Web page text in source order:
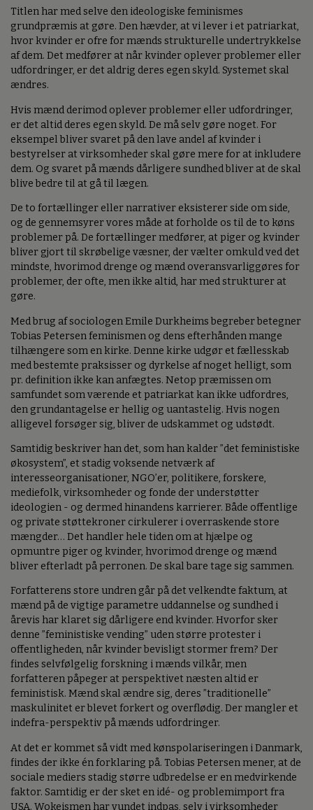
Titlen har med selve den ideologiske feminismes
grundpræmis at gøre. Den hævder, at vi lever i et patriarkat,
hvor kvinder er ofre for mænds strukturelle undertrykkelse
af dem. Det medfører at når kvinder oplever problemer eller
udfordringer, er det aldrig deres egen skyld. Systemet skal
ændres.
Hvis mænd derimod oplever problemer eller udfordringer,
er det altid deres egen skyld. De må selv gøre noget. For
eksempel bliver svaret på den lave andel af kvinder i
bestyrelser at virksomheder skal gøre mere for at inkludere
dem. Og svaret på mænds dårligere sundhed bliver at de skal
blive bedre til at gå til lægen.
De to fortællinger eller narrativer eksisterer side om side,
og de gennemsyrer vores måde at forholde os til de to køns
problemer på. De fortællinger medfører, at piger og kvinder
bliver gjort til skrøbelige væsner, der vælter omkuld ved det
mindste, hvorimod drenge og mænd overansvarliggøres for
problemer, der ofte, men ikke altid, har med strukturer at
gøre.
Med brug af sociologen Emile Durkheims begreber betegner
Tobias Petersen feminismen og dens efterhånden mange
tilhængere som en kirke. Denne kirke udgør et fællesskab
med bestemte praksisser og dyrkelse af noget helligt, som
pr. definition ikke kan anfægtes. Netop præmissen om
samfundet som værende et patriarkat kan ikke udfordres,
den grundantagelse er hellig og uantastelig. Hvis nogen
alligevel forsøger sig, bliver de udskammet og udstødt.
Samtidig beskriver han det, som han kalder ”det feministiske
økosystem”, et stadig voksende netværk af
interesseorganisationer, NGO’er, politikere, forskere,
mediefolk, virksomheder og fonde der understøtter
ideologien - og dermed hinandens karrierer. Både offentlige
og private støttekroner cirkulerer i overraskende store
mængder… Det handler hele tiden om at hjælpe og
opmuntre piger og kvinder, hvorimod drenge og mænd
bliver efterladt på perronen. De skal bare tage sig sammen.
Forfatterens store undren går på det velkendte faktum, at
mænd på de vigtige parametre uddannelse og sundhed i
årevis har klaret sig dårligere end kvinder. Hvorfor sker
denne ”feministiske vending” uden større protester i
offentligheden, når kvinder bevisligt stormer frem? Der
findes selvfølgelig forskning i mænds vilkår, men
forfatteren påpeger at perspektivet næsten altid er
feministisk. Mænd skal ændre sig, deres ”traditionelle”
maskulinitet er blevet forkert og overflødig. Der mangler et
indefra-perspektiv på mænds udfordringer.
At det er kommet så vidt med kønspolariseringen i Danmark,
findes der ikke én forklaring på. Tobias Petersen mener, at de
sociale mediers stadig større udbredelse er en medvirkende
faktor. Samtidig er der sket en idé- og problemimport fra
USA. Wokeismen har vundet indpas, selv i virksomheder